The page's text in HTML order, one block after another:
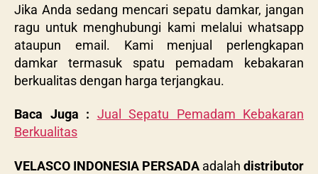
Jika Anda sedang mencari sepatu damkar, jangan
ragu untuk menghubungi kami melalui whatsapp
ataupun email. Kami menjual perlengkapan
damkar termasuk spatu pemadam kebakaran
berkualitas dengan harga terjangkau.
Baca Juga : Jual Sepatu Pemadam Kebakaran
Berkualitas
VELASCO INDONESIA PERSADA adalah distributor